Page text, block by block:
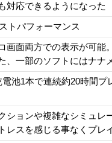
対応できるようになった
トパフォーマンス
画面両方での表示が可能
、一部のソフトにはナ
電池1本で連続約20時間
ションや複雑なシミュレ
レスを感じる事なくプレ